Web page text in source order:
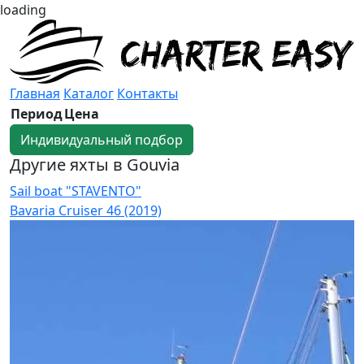
loading
Главная Каталог Контакты
ПериодЦена
Индивидуальный подбор
Другие яхты в Gouvia
Sail boat "STAVENTO"
Bavaria Cruiser 46 (2019)